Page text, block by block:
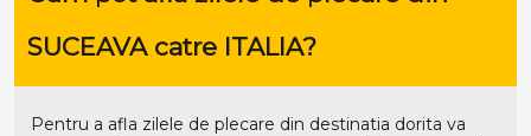
SUCEAVA catre ITALIA?
Pentru a afla zilele de plecare din destinatia dorita va